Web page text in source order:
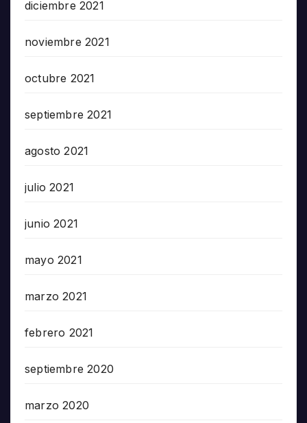
diciembre 2021
noviembre 2021
octubre 2021
septiembre 2021
agosto 2021
julio 2021
junio 2021
mayo 2021
marzo 2021
febrero 2021
septiembre 2020
marzo 2020